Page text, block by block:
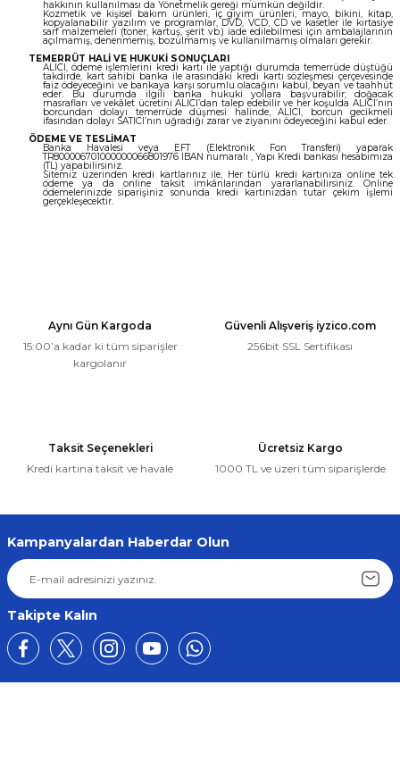
hakkının kullanılması da Yönetmelik gereği mümkün değildir.
Kozmetik ve kişisel bakım ürünleri, iç giyim ürünleri, mayo, bikini, kitap,
kopyalanabilir yazılım ve programlar, DVD, VCD, CD ve kasetler ile kırtasiye
sarf malzemeleri (toner, kartuş, şerit vb.) iade edilebilmesi için ambalajlarının
açılmamış, denenmemiş, bozulmamış ve kullanılmamış olmaları gerekir.
TEMERRÜT HALİ VE HUKUKİ SONUÇLARI
ALICI, ödeme işlemlerini kredi kartı ile yaptığı durumda temerrüde düştüğü
takdirde, kart sahibi banka ile arasındaki kredi kartı sözleşmesi çerçevesinde
faiz ödeyeceğini ve bankaya karşı sorumlu olacağını kabul, beyan ve taahhüt
eder. Bu durumda ilgili banka hukuki yollara başvurabilir; doğacak
masrafları ve vekâlet ücretini ALICI’dan talep edebilir ve her koşulda ALICI’nın
borcundan dolayı temerrüde düşmesi halinde, ALICI, borcun gecikmeli
ifasından dolayı SATICI’nın uğradığı zarar ve ziyanını ödeyeceğini kabul eder.
ÖDEME VE TESLİMAT
Banka Havalesi veya EFT (Elektronik Fon Transferi) yaparak
TR800006701000000066801976 IBAN numaralı , Yapı Kredi bankası hesabımıza
(TL) yapabilirsiniz.
Sitemiz üzerinden kredi kartlarınız ile, Her türlü kredi kartınıza online tek
ödeme ya da online taksit imkânlarından yararlanabilirsiniz. Online
ödemelerinizde siparişiniz sonunda kredi kartınızdan tutar çekim işlemi
gerçekleşecektir.
Aynı Gün Kargoda
15:00’a kadar ki tüm siparişler
kargolanır
Güvenli Alışveriş iyzico.com
256bit SSL Sertifikası
Taksit Seçenekleri
Kredi kartına taksit ve havale
Ücretsiz Kargo
1000 TL ve üzeri tüm siparişlerde
Kampanyalardan Haberdar Olun
Takipte Kalın